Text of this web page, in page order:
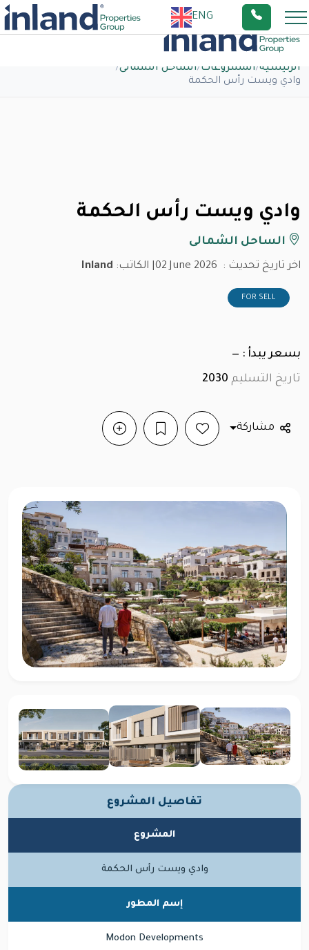
ENG
الرئيسية/المشروعات/الساحل الشمالى/
وادي ويست رأس الحكمة
وادي ويست رأس الحكمة
الساحل الشمالى
اخر تاريخ تحديث : 02 June 2026 | الكاتب: Inland
FOR SELL
بسعر يبدأ : —
تاريخ التسليم 2030
مشاركة
تفاصيل المشروع
المشروع
وادي ويست رأس الحكمة
إسم المطور
Modon Developments